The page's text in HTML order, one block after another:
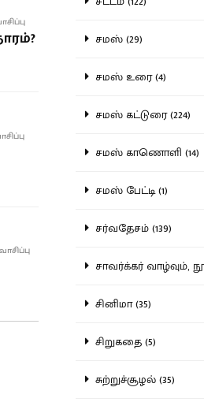
சமஸ் (29)
சமஸ் உரை (4)
சமஸ் கட்டுரை (224)
சமஸ் காணொளி (14)
சமஸ் பேட்டி (1)
சர்வதேசம் (139)
சாவர்க்கர் வாழ்வும்,
சினிமா (35)
சிறுகதை (5)
சுற்றுச்சூழல் (35)